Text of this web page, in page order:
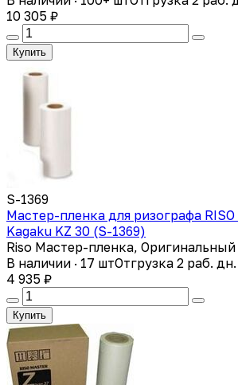
10 305 ₽
Купить
S-1369
Мастер-пленка для ризографа
Kagaku KZ 30 (S-1369)
Riso Мастер-пленка, Оригинальный
В наличии · 17 штОтгрузка 2 раб. дн.
4 935 ₽
Купить